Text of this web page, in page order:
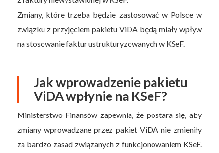
Zmiany, które trzeba będzie zastosować w Polsce w
związku z przyjęciem pakietu ViDA będą miały wpływ
na stosowanie faktur ustrukturyzowanych w KSeF.
Jak wprowadzenie pakietu
ViDA wpłynie na KSeF?
Ministerstwo Finansów zapewnia, że postara się, aby
zmiany wprowadzane przez pakiet ViDA nie zmieniły
za bardzo zasad związanych z funkcjonowaniem KSeF.